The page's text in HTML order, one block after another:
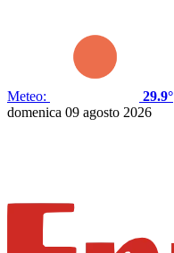
Meteo:
29.9°
domenica 09 agosto 2026